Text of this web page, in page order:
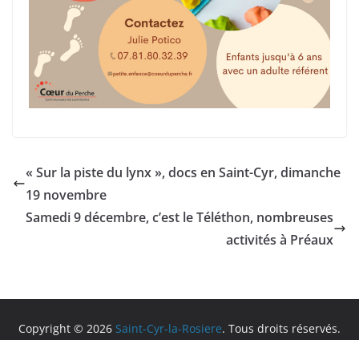
« Sur la piste du lynx », docs en Saint-Cyr, dimanche
19 novembre
Samedi 9 décembre, c’est le Téléthon, nombreuses
activités à Préaux
Copyright © 2026 Saint-Cyr-la-Rosiere. Tous droits réservés.